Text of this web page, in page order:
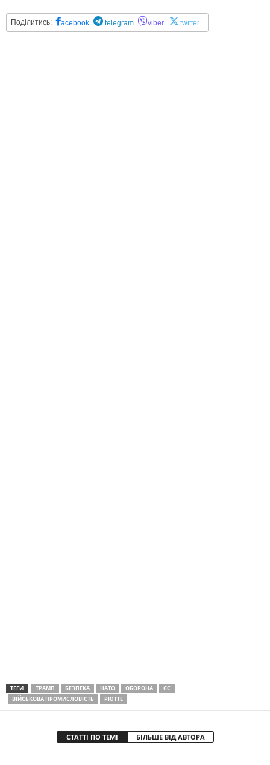
Поділитись: acebook telegram viber twitter
ТЕГИ ТРАМП БЕЗПЕКА НАТО ОБОРОНА
ЄС
ВІЙСЬКОВА ПРОМИСЛОВІСТЬ
РЮТТЕ
СТАТТІ ПО ТЕМІ БІЛЬШЕ ВІД АВТОРА